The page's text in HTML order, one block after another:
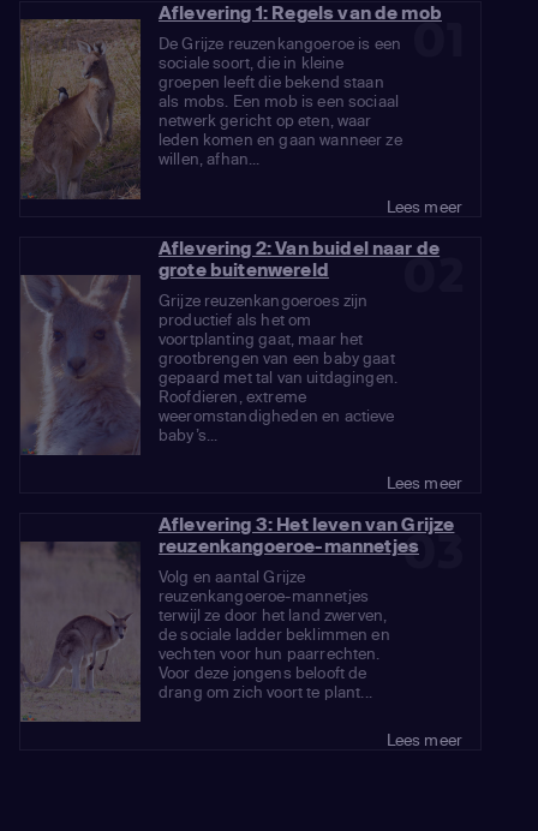
01
Aflevering 1: Regels van de mob
De Grijze reuzenkangoeroe is een
sociale soort, die in kleine
groepen leeft die bekend staan
als mobs. Een mob is een sociaal
netwerk gericht op eten, waar
leden komen en gaan wanneer ze
willen, afhan...
Lees meer
02
Aflevering 2: Van buidel naar de
grote buitenwereld
Grijze reuzenkangoeroes zijn
productief als het om
voortplanting gaat, maar het
grootbrengen van een baby gaat
gepaard met tal van uitdagingen.
Roofdieren, extreme
weeromstandigheden en actieve
baby’s...
Lees meer
03
Aflevering 3: Het leven van Grijze
reuzenkangoeroe-mannetjes
Volg en aantal Grijze
reuzenkangoeroe-mannetjes
terwijl ze door het land zwerven,
de sociale ladder beklimmen en
vechten voor hun paarrechten.
Voor deze jongens belooft de
drang om zich voort te plant...
Lees meer